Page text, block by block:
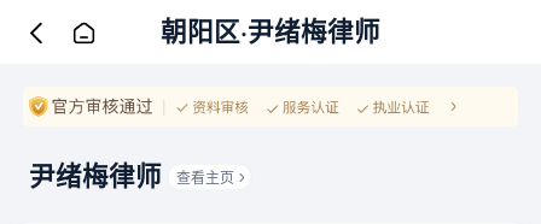
朝阳区·尹绪梅律师
尹绪梅律师 查看主页